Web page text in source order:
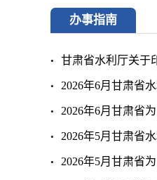
办事指南
甘肃省水利厅关于
2026年6月甘肃省
2026年6月甘肃省
2026年5月甘肃省
2026年5月甘肃省